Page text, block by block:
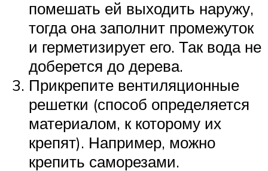
помешать ей выходить наружу,
тогда она заполнит промежуток
и герметизирует его. Так вода не
доберется до дерева.
Прикрепите вентиляционные
решетки (способ определяется
материалом, к которому их
крепят). Например, можно
крепить саморезами.